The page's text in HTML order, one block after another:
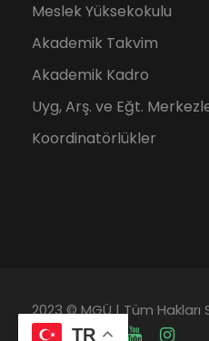
Meslek Yüksekokulu
Akademik Takvim
Akademik Kadro
Uyg, Arş. ve Eğt.
Koordinatörlükler
2023 © MGÜ | Tüm Hakları
TR